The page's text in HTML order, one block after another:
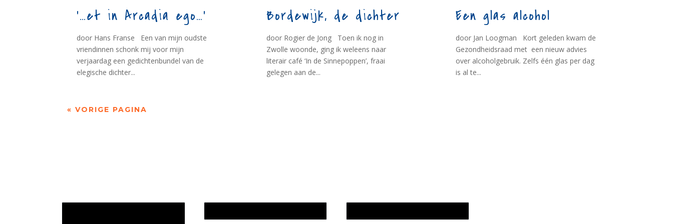
‘…et in Arcadia ego…’
door Hans Franse Een van mijn oudste
vriendinnen schonk mij voor mijn
verjaardag een gedichtenbundel van de
elegische dichter...
Bordewijk, de dichter
door Rogier de Jong Toen ik nog in
Zwolle woonde, ging ik weleens naar
literair café ‘In de Sinnepoppen’, fraai
gelegen aan de...
Een glas alcohol
door Jan Loogman Kort geleden kwam de
Gezondheidsraad met een nieuw advies
over alcoholgebruik. Zelfs één glas per dag
is al te...
« VORIGE PAGINA